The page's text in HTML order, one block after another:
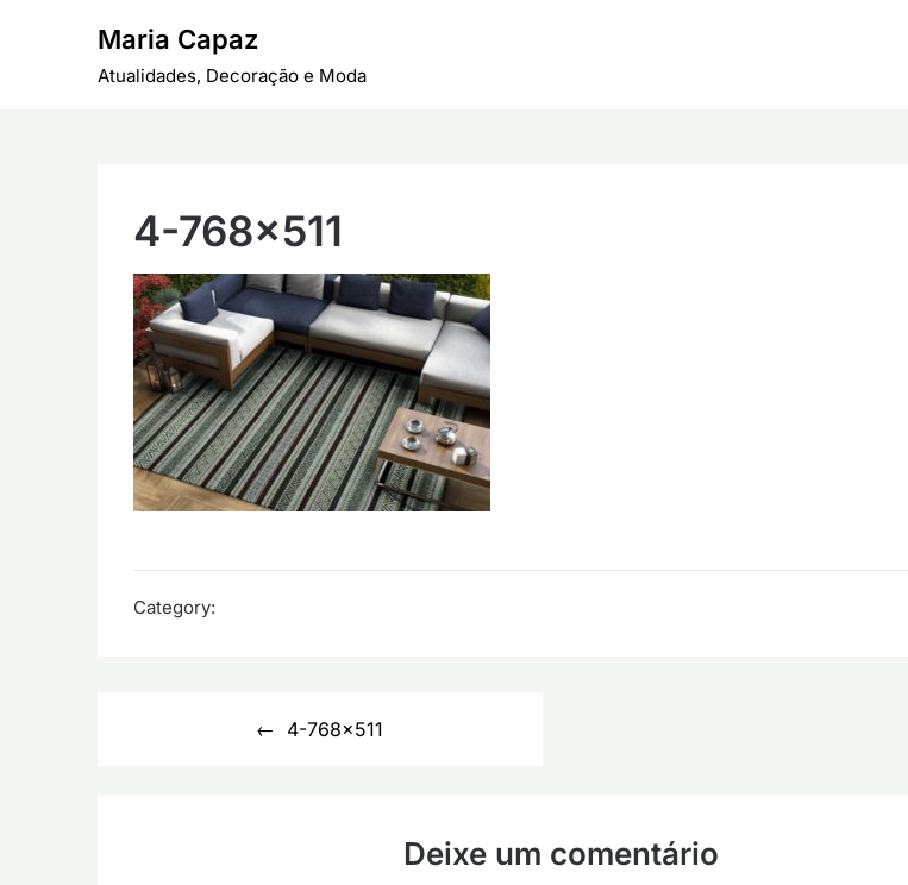
Maria Capaz
Atualidades, Decoração e Moda
4-768×511
Category:
4-768×511
Deixe um comentário